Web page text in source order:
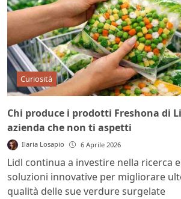
Curiosità
Chi produce i prodotti Freshona di
azienda che non ti aspetti
Ilaria Losapio 6 Aprile 2026
Lidl continua a investire nella ricerca
soluzioni innovative per migliorare
qualità delle sue verdure surgelate